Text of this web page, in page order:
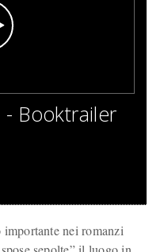
- Booktrailer
nei romanzi